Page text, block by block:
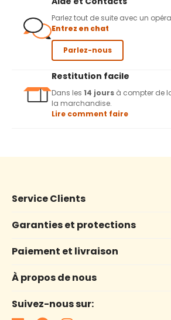
Parlez tout de suite avec un
Entrez en chat
Parlez-nous
Restitution facile
Dans les 14 jours à compter de
la marchandise.
Lire comment faire
Service Clients
Garanties et protections
Paiement et livraison
À propos de nous
Suivez-nous sur: